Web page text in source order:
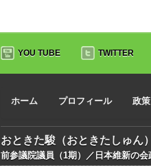
YOU TUBE TWITTER
ホーム プロフィール 政策
おときた駿（おときたしゅん）
前参議院議員（1期）／日本維新の